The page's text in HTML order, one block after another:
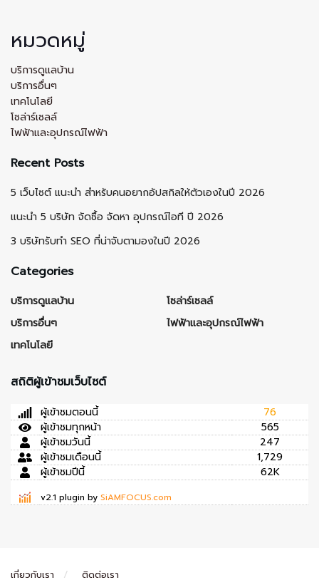
หมวดหมู่
บริการดูแลบ้าน
บริการอื่นๆ
เทคโนโลยี
โซล่าร์เซลล์
ไฟฟ้าและอุปกรณ์ไฟฟ้า
Recent Posts
5 เว็บไซต์ แนะนำ สำหรับคนอยากอัปสกิลให้ตัวเองในปี 2026
แนะนำ 5 บริษัท จัดซื้อ จัดหา อุปกรณ์ไอที ปี 2026
3 บริษัทรับทำ SEO ที่น่าจับตามองในปี 2026
Categories
บริการดูแลบ้าน
บริการอื่นๆ
เทคโนโลยี
โซล่าร์เซลล์
ไฟฟ้าและอุปกรณ์ไฟฟ้า
สถิติผู้เข้าชมเว็บไซต์
ผู้เข้าชมตอนนี้
76
ผู้เข้าชมทุกหน้า
565
ผู้เข้าชมวันนี้
247
ผู้เข้าชมเดือนนี้
1,729
ผู้เข้าชมปีนี้
62K
v2.1 plugin by SiAMFOCUS.com
เกี่ยวกับเรา ติดต่อเรา